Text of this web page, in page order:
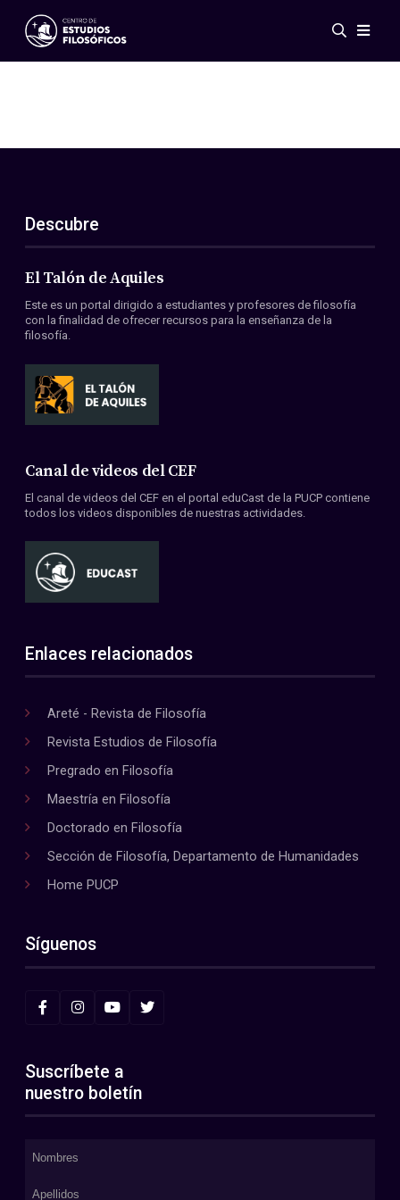
Eventos
ES
EN
Acerca de nosotros
Miembros
Convenios
Descubre
El Talón de Aquiles
Este es un portal dirigido a estudiantes y profesores de filosofía
con la finalidad de ofrecer recursos para la enseñanza de la
filosofía.
Canal de videos del CEF
El canal de videos del CEF en el portal eduCast de la PUCP contiene
todos los videos disponibles de nuestras actividades.
Enlaces relacionados
Areté - Revista de Filosofía
Revista Estudios de Filosofía
Pregrado en Filosofía
Maestría en Filosofía
Doctorado en Filosofía
Sección de Filosofía, Departamento de Humanidades
Home PUCP
Síguenos
Suscríbete a
nuestro boletín